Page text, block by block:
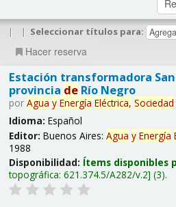
| | Seleccionar títulos para:
Hacer reserva
Estación transformadora
provincia deRío Negro
por Agua y Energía Eléctrica, Sociedad
Idioma: Español
Editor: Buenos Aires: Agua y Energía
1988
Disponibilidad: Ítems disponibles
topográfica: 621.374.5/A282/v.2 (3).